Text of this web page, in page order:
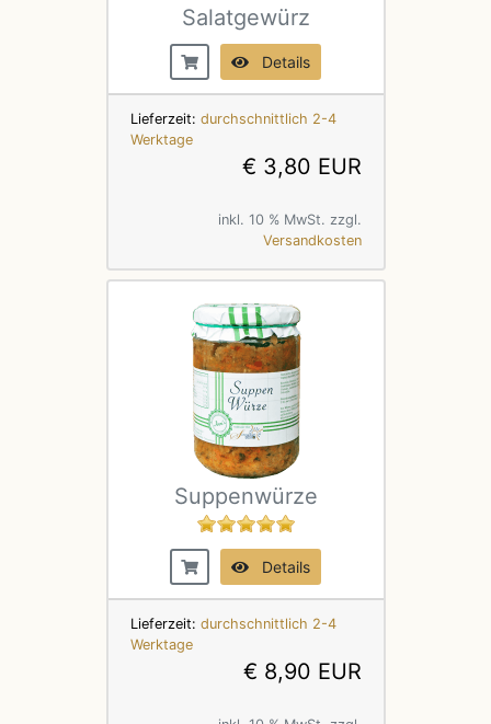
Salatgewürz
Details
Lieferzeit: durchschnittlich 2-4
Werktage
€ 3,80 EUR
inkl. 10 % MwSt. zzgl.
Versandkosten
Suppenwürze
Details
Lieferzeit: durchschnittlich 2-4
Werktage
€ 8,90 EUR